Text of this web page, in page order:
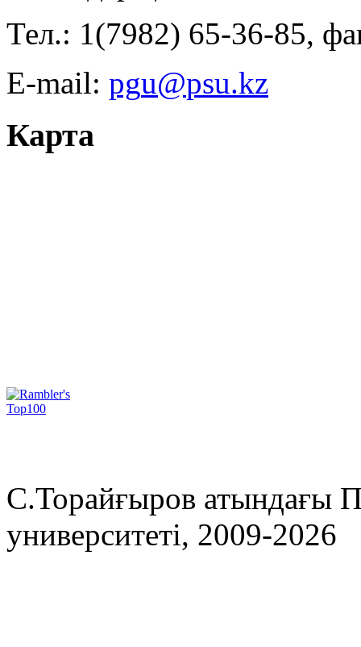
Тел.: 1(7982) 65-36-85,
E-mail:
Карта
С.Торайғыров атындағы
университеті, 2009-2026